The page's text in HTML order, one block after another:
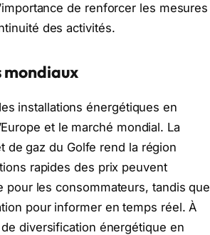
de renforcer les mesures
des activités.
mondiaux
installations énergétiques en
et le marché mondial. La
de gaz du Golfe rend la région
rapides des prix peuvent
pour les consommateurs, tandis que
pour informer en temps réel. À
diversification énergétique en